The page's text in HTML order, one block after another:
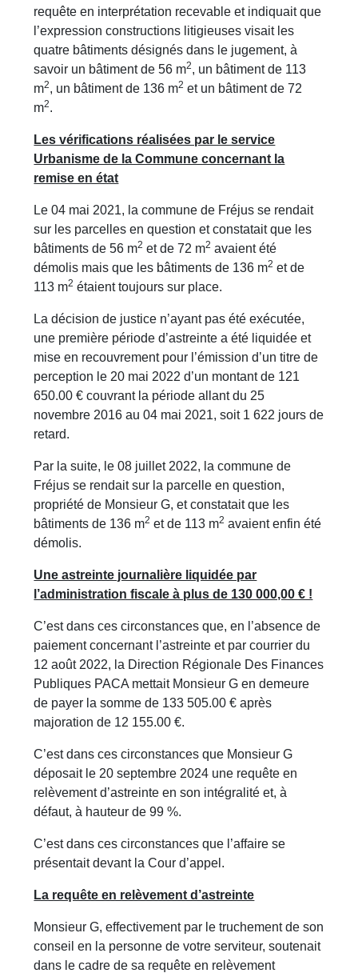
requête en interprétation recevable et indiquait que
l’expression constructions litigieuses visait les
quatre bâtiments désignés dans le jugement, à
savoir un bâtiment de 56 m2, un bâtiment de 113
m2, un bâtiment de 136 m2 et un bâtiment de 72
m2.
Les vérifications réalisées par le service
Urbanisme de la Commune concernant la
remise en état
Le 04 mai 2021, la commune de Fréjus se rendait
sur les parcelles en question et constatait que les
bâtiments de 56 m2 et de 72 m2 avaient été
démolis mais que les bâtiments de 136 m2 et de
113 m2 étaient toujours sur place.
La décision de justice n’ayant pas été exécutée,
une première période d’astreinte a été liquidée et
mise en recouvrement pour l’émission d’un titre de
perception le 20 mai 2022 d’un montant de 121
650.00 € couvrant la période allant du 25
novembre 2016 au 04 mai 2021, soit 1 622 jours de
retard.
Par la suite, le 08 juillet 2022, la commune de
Fréjus se rendait sur la parcelle en question,
propriété de Monsieur G, et constatait que les
bâtiments de 136 m2 et de 113 m2 avaient enfin été
démolis.
Une astreinte journalière liquidée par
l’administration fiscale à plus de 130 000,00 € !
C’est dans ces circonstances que, en l’absence de
paiement concernant l’astreinte et par courrier du
12 août 2022, la Direction Régionale Des Finances
Publiques PACA mettait Monsieur G en demeure
de payer la somme de 133 505.00 € après
majoration de 12 155.00 €.
C’est dans ces circonstances que Monsieur G
déposait le 20 septembre 2024 une requête en
relèvement d’astreinte en son intégralité et, à
défaut, à hauteur de 99 %.
C’est dans ces circonstances que l’affaire se
présentait devant la Cour d’appel.
La requête en relèvement d’astreinte
Monsieur G, effectivement par le truchement de son
conseil en la personne de votre serviteur, soutenait
dans le cadre de sa requête en relèvement